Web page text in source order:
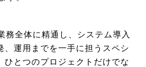
務全体に精通し、システム導入
、運用までを一手に担うスペシ
ひとつのプロジェクトだけでな